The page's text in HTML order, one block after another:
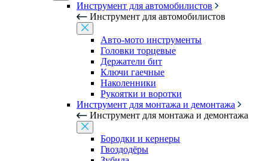
Инструмент для автомобилистов
Инструмент для автомобилистов
Авто-мото инструменты
Головки торцевые
Держатели бит
Ключи гаечные
Наколенники
Рукоятки и воротки
Инструмент для монтажа и демонтажа
Инструмент для монтажа и демонтажа
Бородки и кернеры
Гвоздодёры